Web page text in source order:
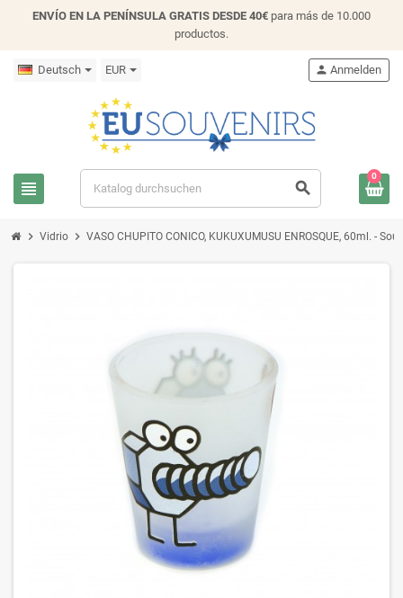
ENVÍO EN LA PENÍNSULA GRATIS DESDE 40€ para más de 10.000
productos.
Deutsch EUR
view_headline search
person Anmelden
0
chevron_right Vidrio chevron_right VASO CHUPITO CONICO, KUKUXUMUSU ENROSQUE, 60ml. -